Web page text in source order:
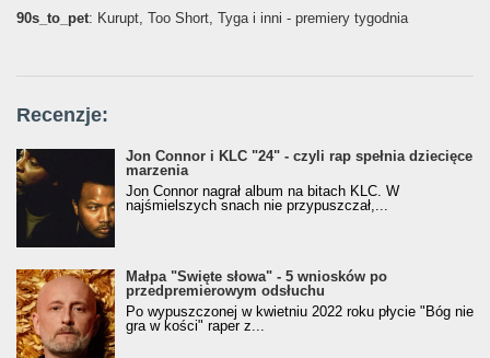
90s_to_pet: Kurupt, Too Short, Tyga i inni - premiery tygodnia
Recenzje:
Jon Connor i KLC "24" - czyli rap spełnia dziecięce
marzenia
Jon Connor nagrał album na bitach KLC. W
najśmielszych snach nie przypuszczał,...
Małpa "Święte słowa" - 5 wniosków po
przedpremierowym odsłuchu
Po wypuszczonej w kwietniu 2022 roku płycie "Bóg nie
gra w kości" raper z...